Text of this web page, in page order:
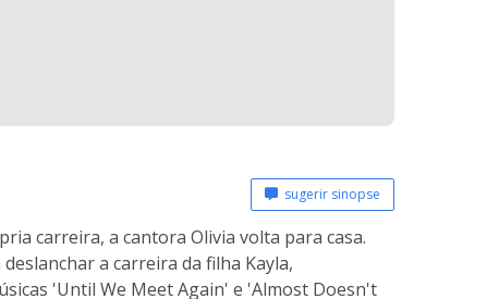
sugerir sinopse
carreira, a cantora Olivia volta para casa.
a carreira da filha Kayla,
'Until We Meet Again' e 'Almost Doesn't